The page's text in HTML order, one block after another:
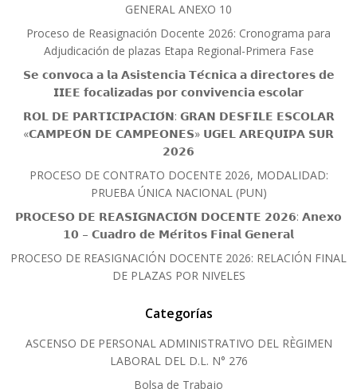
GENERAL ANEXO 10
Proceso de Reasignación Docente 2026: Cronograma para
Adjudicación de plazas Etapa Regional-Primera Fase
𝗦𝗲 𝗰𝗼𝗻𝘃𝗼𝗰𝗮 𝗮 𝗹𝗮 𝗔𝘀𝗶𝘀𝘁𝗲𝗻𝗰𝗶𝗮 𝗧𝗲́𝗰𝗻𝗶𝗰𝗮 𝗮 𝗱𝗶𝗿𝗲𝗰𝘁𝗼𝗿𝗲𝘀 𝗱𝗲
𝗜𝗜𝗘𝗘 𝗳𝗼𝗰𝗮𝗹𝗶𝘇𝗮𝗱𝗮𝘀 𝗽𝗼𝗿 𝗰𝗼𝗻𝘃𝗶𝘃𝗲𝗻𝗰𝗶𝗮 𝗲𝘀𝗰𝗼𝗹𝗮𝗿
𝗥𝗢𝗟 𝗗𝗘 𝗣𝗔𝗥𝗧𝗜𝗖𝗜𝗣𝗔𝗖𝗜𝗢́𝗡: 𝗚𝗥𝗔𝗡 𝗗𝗘𝗦𝗙𝗜𝗟𝗘 𝗘𝗦𝗖𝗢𝗟𝗔𝗥
«𝗖𝗔𝗠𝗣𝗘𝗢́𝗡 𝗗𝗘 𝗖𝗔𝗠𝗣𝗘𝗢𝗡𝗘𝗦» 𝗨𝗚𝗘𝗟 𝗔𝗥𝗘𝗤𝗨𝗜𝗣𝗔 𝗦𝗨𝗥
𝟮𝟬𝟮𝟲
PROCESO DE CONTRATO DOCENTE 2026, MODALIDAD:
PRUEBA ÚNICA NACIONAL (PUN)
𝗣𝗥𝗢𝗖𝗘𝗦𝗢 𝗗𝗘 𝗥𝗘𝗔𝗦𝗜𝗚𝗡𝗔𝗖𝗜𝗢́𝗡 𝗗𝗢𝗖𝗘𝗡𝗧𝗘 𝟮𝟬𝟮𝟲: 𝗔𝗻𝗲𝘅𝗼
𝟭𝟬 – 𝗖𝘂𝗮𝗱𝗿𝗼 𝗱𝗲 𝗠𝗲́𝗿𝗶𝘁𝗼𝘀 𝗙𝗶𝗻𝗮𝗹 𝗚𝗲𝗻𝗲𝗿𝗮𝗹
PROCESO DE REASIGNACIÓN DOCENTE 2026: RELACIÓN FINAL
DE PLAZAS POR NIVELES
Categorías
ASCENSO DE PERSONAL ADMINISTRATIVO DEL RÈGIMEN
LABORAL DEL D.L. N° 276
Bolsa de Trabajo